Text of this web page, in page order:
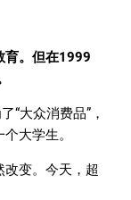
育。但在1999
“大众消费品”，
大学生。
变。今天，超